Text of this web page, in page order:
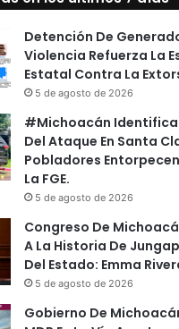
Detención De
Violencia Refuerza La
Estatal Contra La
5 de agosto de 2026
#Michoacán
Del Ataque En Santa
Pobladores
La FGE.
5 de agosto de 2026
Congreso De
A La Historia De
Del Estado: Emma
5 de agosto de 2026
Gobierno De